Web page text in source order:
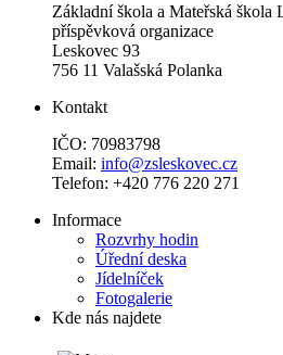
Základní škola a Mateřská škola
příspěvková organizace
Leskovec 93
756 11 Valašská Polanka
Kontakt
IČO: 70983798
Email: info@zsleskovec.cz
Telefon: +420 776 220 271
Informace
Rozvrhy hodin
Úřední deska
Jídelníček
Fotogalerie
Kde nás najdete